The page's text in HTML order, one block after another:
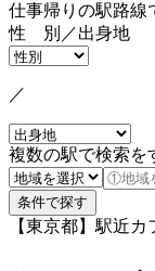
仕事帰りの駅路線
性 別／出身地
／
複数の駅で検索を
【東京都】駅近